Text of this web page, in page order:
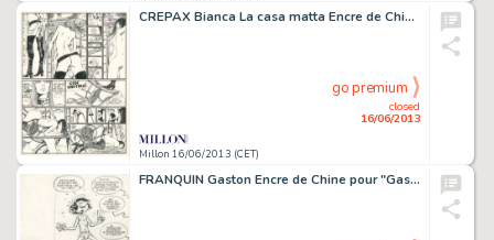
CREPAX Bianca La casa matta Encre de Chine pour la troisième planche de
Millon 16/06/2013 (CET)
closed
16/06/2013
go premium
FRANQUIN Gaston Encre de Chine pour "Gaston Cosmos", supplément du journal